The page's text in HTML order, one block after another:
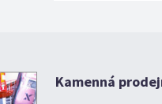
Kamenná